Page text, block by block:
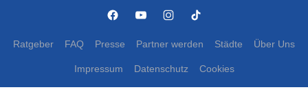
Ratgeber FAQ Presse Partner werden Städte Über Uns
Impressum Datenschutz Cookies